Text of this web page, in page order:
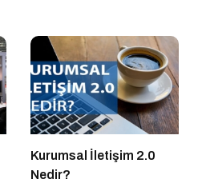
Kurumsal İletişim 2.0
Nedir?